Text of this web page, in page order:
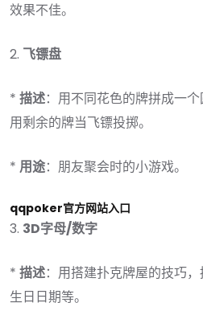
效果不佳。
2. 飞镖盘
* 描述：用不同花色的牌拼成一
用剩余的牌当飞镖投掷。
* 用途：朋友聚会时的小游戏。
qqpoker官方网站入口
3. 3D字母/数字
* 描述：用搭建扑克牌屋的技巧
生日日期等。